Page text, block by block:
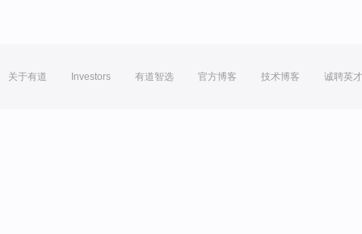
关于有道 Investors 有道智选 官方博客 技术博客 诚聘英才